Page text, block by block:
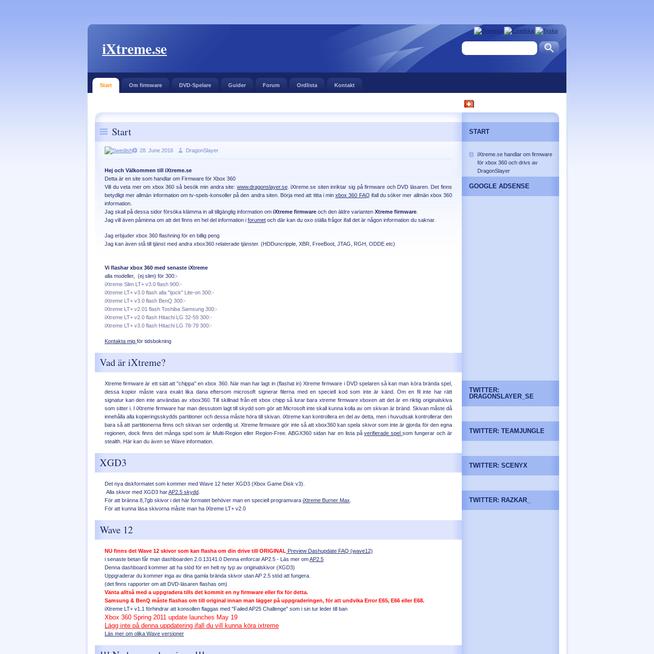
iXtreme.se
Start Om firmware DVD-Spelare Guider Forum Ordlista Kontakt
Start
28. June 2016 DragonSlayer
Hej och Välkommen till iXtreme.se
Detta är en site som handlar om Firmware för Xbox 360
Vill du veta mer om xbox 360 så besök min andra site: www.dragonslayer.se. iXtreme.se siten inriktar sig på firmware och DVD läsaren. Det finns
betydligt mer allmän information om tv-spels-konsoller på den andra siten. Börja med att titta i minxbox 360 FAQ ifall du söker mer allmän xbox 360
information.
Jag skall på dessa sidor försöka klämma in all tillgänglig information om iXtreme firmware och den äldre varianten Xtreme firmware
Jag vill även påminna om att det finns en hel del information i forumet och där kan du oxo ställa frågor ifall det är någon information du saknar.
Jag erbjuder xbox 360 flashning för en billig peng
Jag kan även stå till tjänst med andra xbox360 relaterade tjänster. (HDDuncripple, XBR, FreeBoot, JTAG, RGH, ODDE etc)
Vi flashar xbox 360 med senaste iXtreme
alla modeller, (ej slim) för 300:-
iXtreme Slim LT+ v3.0 flash 900:-
iXtreme LT+ v3.0 flash alla "tjock" Lite-on 300:-
iXtreme LT+ v3.0 flash BenQ 300:-
iXtreme LT+ v2.01 flash Toshiba Samsung 300:-
iXtreme LT+ v2.0 flash Hitachi LG 32-59 300:-
iXtreme LT+ v3.0 flash Hitachi LG 78-79 300:-
Kontakta mig för tidsbokning
Vad är iXtreme?
Xtreme firmware är ett sätt att "chippa" en xbox 360. När man har lagt in (flashat in) Xtreme firmware i DVD spelaren så kan man köra brända spel,
dessa kopior måste vara exakt lika dana eftersom microsoft signerar filerna med en speciell kod som inte är känd. Om en fil inte har rätt
signatur kan den inte användas av xbox360. Till skillnad från ett xbox chipp så lurar bara xtreme firmware xboxen att det är en riktig originalskiva
som sitter i. I iXtreme firmware har man dessutom lagt till skydd som gör att Microsoft inte skall kunna kolla av om skivan är bränd. Skivan måste då
innehålla alla kopieringsskydds partitioner och dessa måste höra till skivan. iXtreme kan kontrollera en del av detta, men i huvudsak kontrollerar den
bara så att partitionerna finns och skivan ser ordentlig ut. Xtreme firmware gör inte så att xbox360 kan spela skivor som inte är gjorda för den egna
regionen, dock finns det många spel som är Multi-Region eller Region-Free. ABGX360 sidan har en lista påverifierade spelsom fungerar och är
stealth. Här kan du även se Wave information.
XGD3
Det nya diskformatet som kommer med Wave 12 heter XGD3 (Xbox Game Disk v3).
Alla skivor med XGD3 harAP2.5 skydd
För att bränna 8,7gb skivor i det här formatet behöver man en speciell programvara iXtreme Burner Max
För att kunna läsa skivorna måste man ha iXtreme LT+ v2.0
Wave 12
NU finns det Wave 12 skivor som kan flasha om din drive till ORIGINAL Preview Dashupdate FAQ (wave12)
i senaste betan får man dashboarden 2.0.13141.0 Denna enforcar AP2.5 - Läs mer omAP2.5
Denna dashboard kommer att ha stöd för en helt ny typ av originalskivor (XGD3)
Uppgraderar du kommer inga av dina gamla brända skivor utan AP 2.5 stöd att fungera.
(det finns rapporter om att DVD-läsaren flashas om)
Vänta alltså med a uppgradera tills det kommit en ny firmware eller fix för detta.
Samsung & BenQ måste flashas om till original innan man lägger på uppgraderingen, för att undvika Error E65, E66 eller E68.
iXtreme LT+ v1.1 förhindrar att konsollen flaggas med "Failed AP25 Challenge" som i sin tur leder till ban
Xbox 360 Spring 2011 update launches May 19
Lägg inte på denna uppdatering ifall du vill kunna köra ixtreme
Läs mer om olika Wave versioner
START
iXtreme.se handlar om firmware
för xbox 360 och drivs av
DragonSlayer
GOOGLE ADSENSE
TWITTER:
DRAGONSLAYER_SE
TWITTER: TEAMJUNGLE
TWITTER: SCENYX
TWITTER: RAZKAR_